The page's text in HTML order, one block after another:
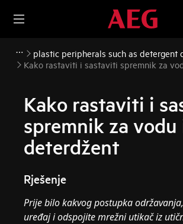
plastic peripherals such as detergent
Kako rastaviti i sastaviti spremnik za
Kako rastaviti i
spremnik za vodu
deterdžent
Rješenje
Prije bilo kakvog postupka
uređaj i odspojite mrežni utikač iz